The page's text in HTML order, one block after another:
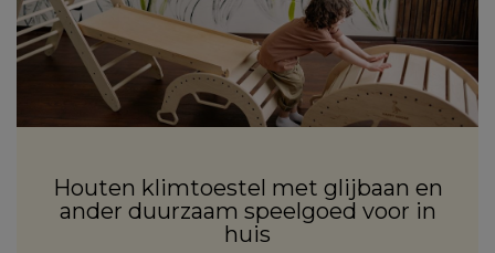
Houten klimtoestel met glijbaan en
ander duurzaam speelgoed voor in
huis